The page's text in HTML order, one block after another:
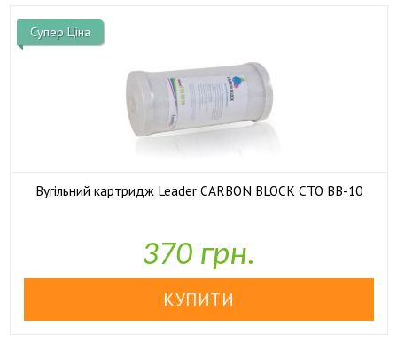
Супер Ціна
Вугільний картридж Leader CARBON BLOCK СТО ВВ-10
370 грн.